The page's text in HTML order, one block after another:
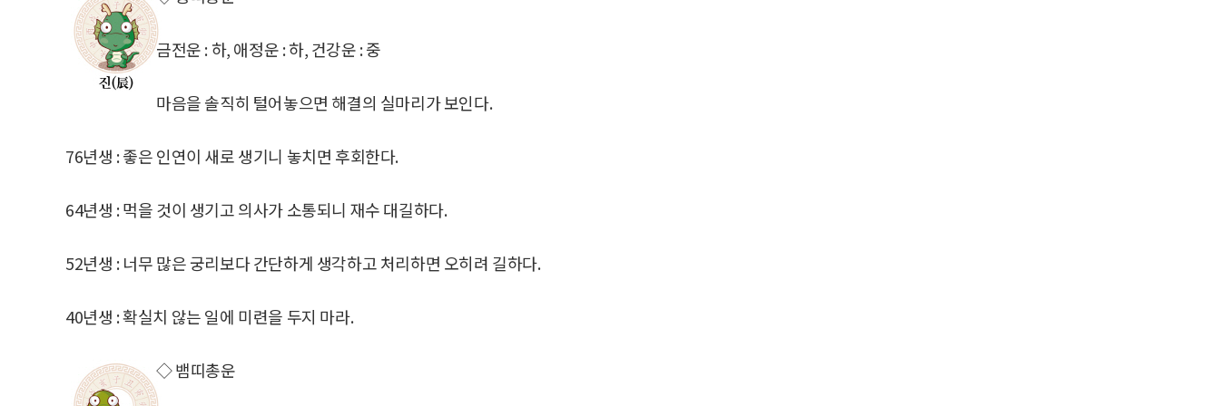
금전운 : 하, 애정운 : 하, 건강운 : 중
마음을 솔직히 털어놓으면 해결의 실마리가 보인다.
76년생 : 좋은 인연이 새로 생기니 놓치면 후회한다.
64년생 : 먹을 것이 생기고 의사가 소통되니 재수 대길하다.
52년생 : 너무 많은 궁리보다 간단하게 생각하고 처리하면 오히려 길하다.
40년생 : 확실치 않는 일에 미련을 두지 마라.
◇ 뱀띠총운